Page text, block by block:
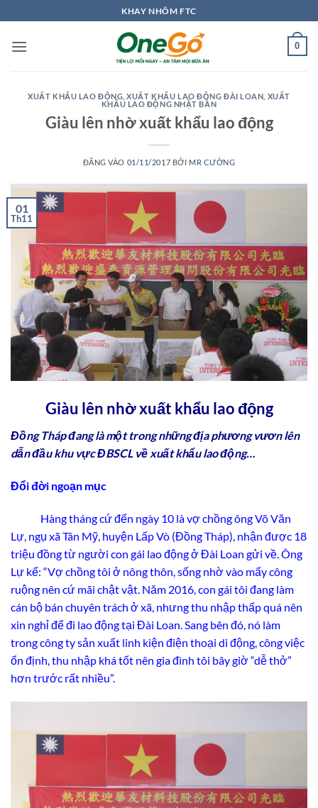
qua
nội
KHAY NHÔM FTC
0
XUẤT KHẨU LAO ĐỘNG ,XUẤT KHẨU LAO ĐỘNG ĐÀI LOAN XUẤT
KHẨU LAO ĐỘNG NHẬT BẢN
Giàu lên nhờ xuất khẩu lao động
ĐĂNG VÀO 01/11/2017 BỞI MR CƯỜNG
01
Th11
Giàu lên nhờ xuất khẩu lao động
Đồng Tháp đang là một trong những địa phương vươn lên
dẫn đầu khu vực ĐBSCL về xuất khẩu lao động…
Đổi đời ngoạn mục
Hàng tháng cứ đến ngày 10 là vợ chồng ông Võ Văn
Lự, ngụ xã Tân Mỹ, huyện Lấp Vò (Đồng Tháp), nhận được 18
triệu đồng từ người con gái lao động ở Đài Loan gửi về. Ông
Lự kể: “Vợ chồng tôi ở nông thôn, sống nhờ vào mấy công
ruộng nên cứ mãi chật vật. Năm 2016, con gái tôi đang làm
cán bộ bán chuyên trách ở xã, nhưng thu nhập thấp quá nên
xin nghỉ để đi lao động tại Đài Loan. Sang bên đó, nó làm
trong công ty sản xuất linh kiện điện thoại di động, công việc
ổn định, thu nhập khá tốt nên gia đình tôi bây giờ “dễ thở”
hơn trước rất nhiều”.